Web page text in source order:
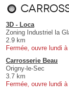
3D - Loca
Zoning Industriel la
2.9 km
Fermée, ouvre lundi à
Carrosserie Beau
Origny-le-Sec
3.7 km
Fermée, ouvre lundi à